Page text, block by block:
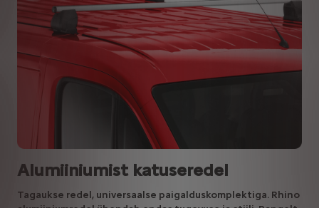
Alumiiniumist katuseredel
Tagaukse redel, universaalse paigalduskomplektiga. Rhino